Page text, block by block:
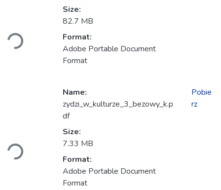
Size:
82.7 MB
Format:
Adobe Portable Document
Format
Name:
zydzi_w_kulturze_3_bezowy_k.p
df
Size:
7.33 MB
Format:
Adobe Portable Document
Format
Pobie
rz